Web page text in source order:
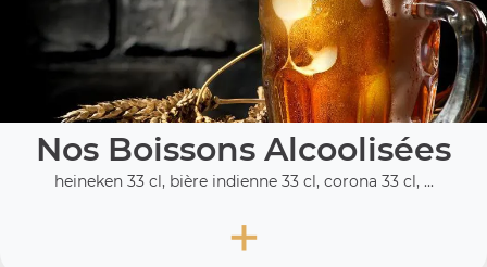
Nos Boissons Alcoolisées
heineken 33 cl, bière indienne 33 cl, corona 33 cl, ...
+